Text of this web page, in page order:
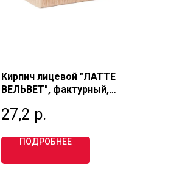
Кирпич лицевой "ЛАТТЕ
ВЕЛЬВЕТ", фактурный,
М200, АЛЬТАИР
27,2 р.
ПОДРОБНЕЕ